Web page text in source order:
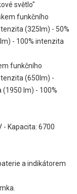
světlo"
funkčního
(325lm) - 50%
- 100% intenzita
funkčního
(650lm) -
lm) - 100%
- Kapacita: 6700
a indikátorem